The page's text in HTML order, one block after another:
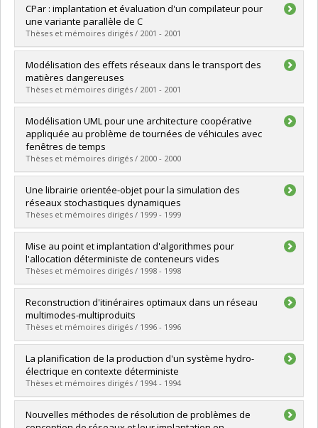
Graduate :Hernu, Geneviève
Cycle :Master's
Grade :M. Sc.
Lien vers le document dans Papyrus
CPar : implantation et évaluation d'un compilateur pour
une variante parallèle de C
Thèses et mémoires dirigés / 2001 - 2001
Graduate :Methot, Éric
Cycle :Master's
Grade :M. Sc.
Lien vers le document dans Papyrus
Modélisation des effets réseaux dans le transport des
matières dangereuses
Thèses et mémoires dirigés / 2001 - 2001
Graduate :Benterki, Amina
Cycle :Master's
Grade :M. Sc.
Lien vers le document dans Papyrus
Modélisation UML pour une architecture coopérative
appliquée au problème de tournées de véhicules avec
fenêtres de temps
Thèses et mémoires dirigés / 2000 - 2000
Graduate :Le Bouthillier, Alexandre
Cycle :Master's
Grade :M. Sc.
Lien vers le document dans Papyrus
Une librairie orientée-objet pour la simulation des
réseaux stochastiques dynamiques
Thèses et mémoires dirigés / 1999 - 1999
Graduate :Demers, Jocelyn
Cycle :Master's
Grade :M. Sc.
Lien vers le document dans Papyrus
Mise au point et implantation d'algorithmes pour
l'allocation déterministe de conteneurs vides
Thèses et mémoires dirigés / 1998 - 1998
Graduate :Abrache, Jawad
Cycle :Master's
Grade :M. Sc.
Lien vers le document dans Papyrus
Reconstruction d'itinéraires optimaux dans un réseau
multimodes-multiproduits
Thèses et mémoires dirigés / 1996 - 1996
Graduate :Charland, Yves
Cycle :Master's
Grade :M. Sc.
Lien vers le document dans Papyrus
La planification de la production d'un système hydro-
électrique en contexte déterministe
Thèses et mémoires dirigés / 1994 - 1994
Graduate :Béland, Diane
Nouvelles méthodes de résolution de problèmes de